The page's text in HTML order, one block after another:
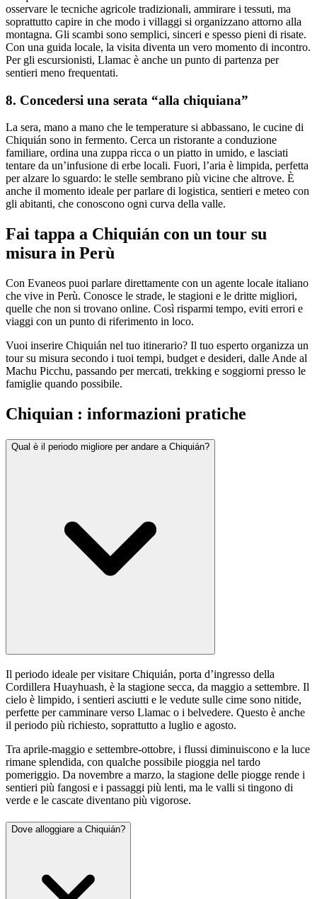
osservare le tecniche agricole tradizionali, ammirare i tessuti, ma
soprattutto capire in che modo i villaggi si organizzano attorno alla
montagna. Gli scambi sono semplici, sinceri e spesso pieni di risate.
Con una guida locale, la visita diventa un vero momento di incontro.
Per gli escursionisti, Llamac è anche un punto di partenza per
sentieri meno frequentati.
8. Concedersi una serata “alla chiquiana”
La sera, mano a mano che le temperature si abbassano, le cucine di
Chiquián sono in fermento. Cerca un ristorante a conduzione
familiare, ordina una zuppa ricca o un piatto in umido, e lasciati
tentare da un’infusione di erbe locali. Fuori, l’aria è limpida, perfetta
per alzare lo sguardo: le stelle sembrano più vicine che altrove. È
anche il momento ideale per parlare di logistica, sentieri e meteo con
gli abitanti, che conoscono ogni curva della valle.
Fai tappa a Chiquián con un tour su
misura in Perù
Con Evaneos puoi parlare direttamente con un agente locale italiano
che vive in Perù. Conosce le strade, le stagioni e le dritte migliori,
quelle che non si trovano online. Così risparmi tempo, eviti errori e
viaggi con un punto di riferimento in loco.
Vuoi inserire Chiquián nel tuo itinerario? Il tuo esperto organizza un
tour su misura secondo i tuoi tempi, budget e desideri, dalle Ande al
Machu Picchu, passando per mercati, trekking e soggiorni presso le
famiglie quando possibile.
Chiquian : informazioni pratiche
Qual è il periodo migliore per andare a Chiquián?
Il periodo ideale per visitare Chiquián, porta d’ingresso della
Cordillera Huayhuash, è la stagione secca, da maggio a settembre. Il
cielo è limpido, i sentieri asciutti e le vedute sulle cime sono nitide,
perfette per camminare verso Llamac o i belvedere. Questo è anche
il periodo più richiesto, soprattutto a luglio e agosto.
Tra aprile-maggio e settembre-ottobre, i flussi diminuiscono e la luce
rimane splendida, con qualche possibile pioggia nel tardo
pomeriggio. Da novembre a marzo, la stagione delle piogge rende i
sentieri più fangosi e i passaggi più lenti, ma le valli si tingono di
verde e le cascate diventano più vigorose.
Dove alloggiare a Chiquián?